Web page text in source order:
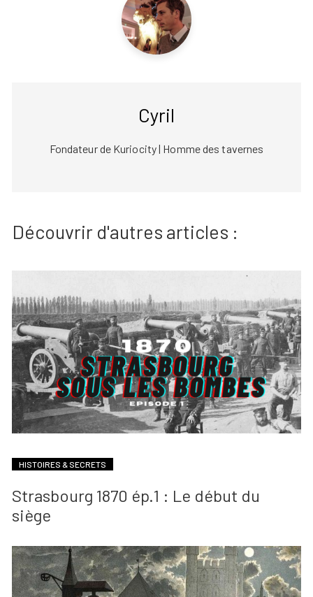
Cyril
Fondateur de Kuriocity | Homme des tavernes
Découvrir d'autres articles :
HISTOIRES & SECRETS
Strasbourg 1870 ép.1 : Le début du
siège